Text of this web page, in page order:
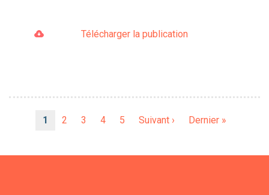
Télécharger la publication
Page
1 Page
2 Page
3 Page
4 Page
5
Page
Suivant ›
Dernière
Dernier »